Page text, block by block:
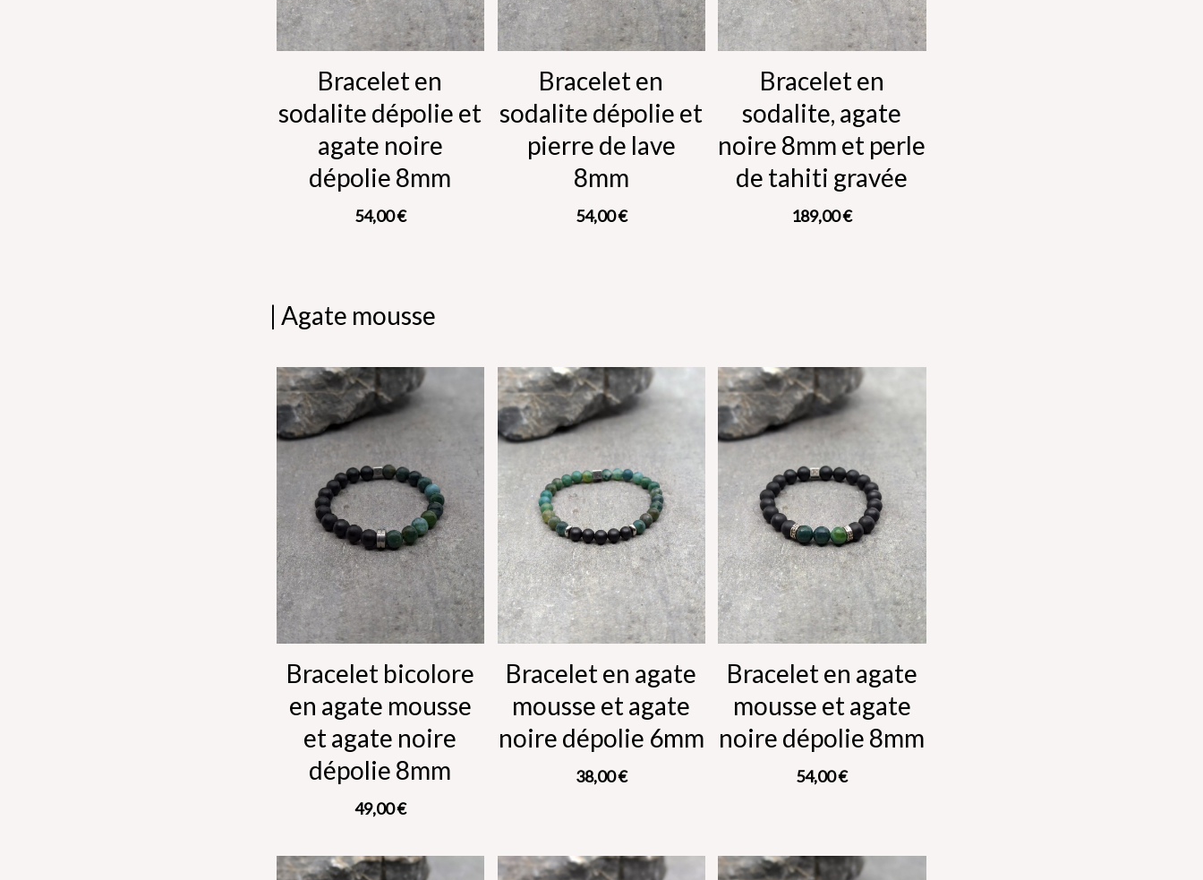
Bracelet en
sodalite dépolie et
agate noire
dépolie 8mm
54,00€
Bracelet en
sodalite dépolie et
pierre de lave
8mm
54,00€
Bracelet en
sodalite, agate
noire 8mm et perle
de tahiti gravée
189,00€
| Agate mousse
Bracelet bicolore
en agate mousse
et agate noire
dépolie 8mm
49,00€
Bracelet en agate
mousse et agate
noire dépolie 6mm
38,00€
Bracelet en agate
mousse et agate
noire dépolie 8mm
54,00€